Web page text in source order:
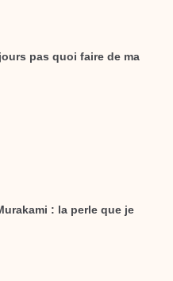
pas quoi faire de ma
: la perle que je